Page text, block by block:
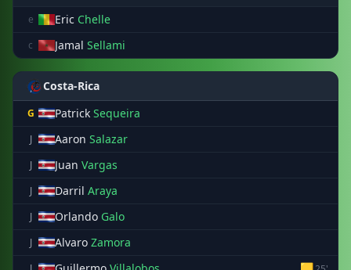
e
Eric Chelle
c Jamal Sellami
Costa-Rica
G Patrick Sequeira
J Aaron Salazar
J Juan Vargas
J Darril Araya
J Orlando Galo
J Alvaro Zamora